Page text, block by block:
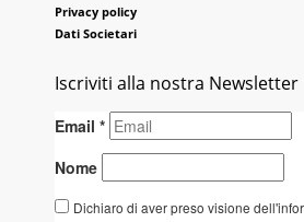
Privacy policy
Dati Societari
Iscriviti alla nostra Newsletter